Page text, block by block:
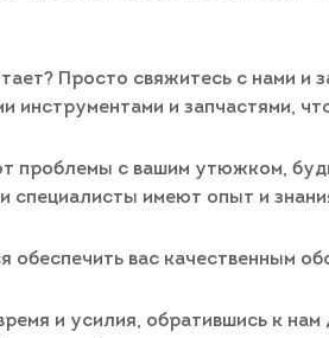
Просто свяжитесь с нами и
инструментами и запчастями,
проблемы с вашим утюжком,
специалисты имеют опыт и
обеспечить вас качественным
и усилия, обратившись к